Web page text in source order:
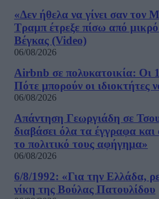
«Δεν ήθελα να γίνει σαν τον
Τραμπ έτρεξε πίσω από
Βέγκας (Video)
06/08/2026
Airbnb σε πολυκατοικία: Οι
Πότε μπορούν οι ιδιοκτήτες
06/08/2026
Απάντηση Γεωργιάδη σε
διαβάσει όλα τα έγγραφα
το πολιτικό τους αφήγημα»
06/08/2026
6/8/1992: «Για την Ελλάδα,
νίκη της Βούλας Πατουλίδου